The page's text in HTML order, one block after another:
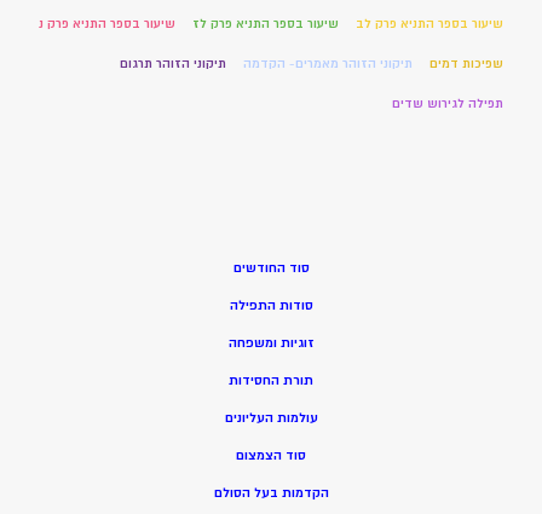
שיעור בספר התניא פרק לב שיעור בספר התניא פרק לז שיעור בספר התניא פרק נ
שפיכות דמים תיקוני הזוהר מאמרים- הקדמה תיקוני הזוהר תרגום
תפילה לגירוש שדים
סוד החודשים
סודות התפילה
זוגיות ומשפחה
תורת החסידות
עולמות העליונים
סוד הצמצום
הקדמות בעל הסולם